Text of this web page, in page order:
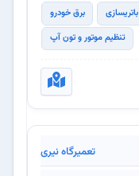
باتریسازی
برق خودرو
تنظیم موتور و تون آپ
تعمیرگاه نیری